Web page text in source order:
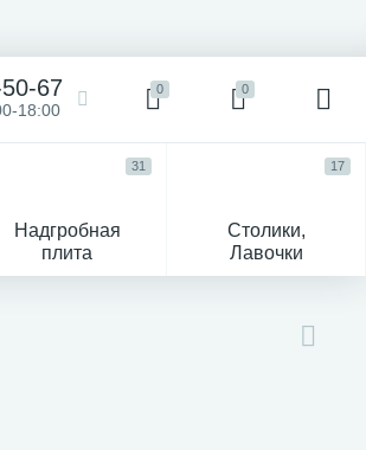
67
18:00
0 0
Надгробная
плита
31
Столики,
Лавочки
17